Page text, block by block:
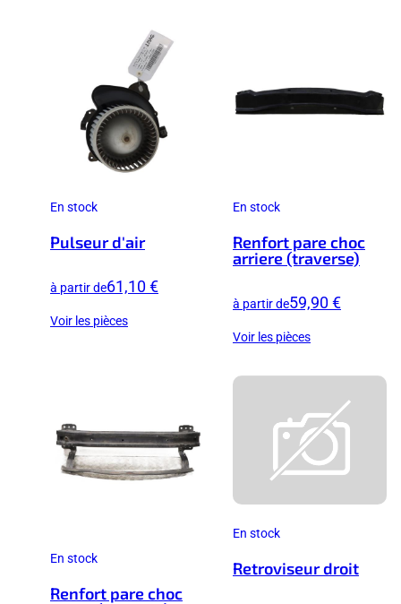
En stock
Pulseur d'air
à partir de61,10 €
Voir les pièces
En stock
Renfort pare choc
arriere (traverse)
à partir de59,90 €
Voir les pièces
En stock
Renfort pare choc
En stock
Retroviseur droit